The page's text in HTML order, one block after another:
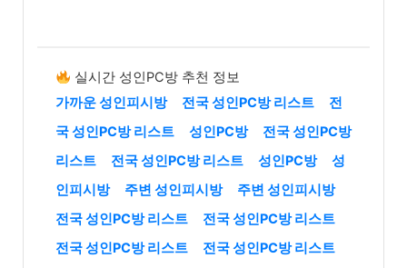
실시간 성인PC방 추천 정보
가까운 성인피시방
전국 성인PC방 리스트
전
국 성인PC방 리스트
성인PC방
전국 성인PC방
리스트
전국 성인PC방 리스트 성인PC방
성
인피시방
주변 성인피시방
주변 성인피시방
전국 성인PC방 리스트
전국 성인PC방 리스트
전국 성인PC방 리스트
전국 성인PC방 리스트